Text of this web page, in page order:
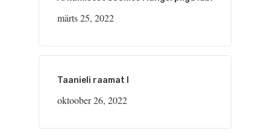
märts 25, 2022
Taanieli raamat I
oktoober 26, 2022